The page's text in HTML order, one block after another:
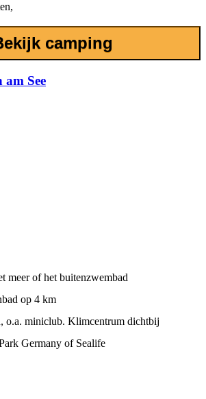
camping
See
meer of het buitenzwembad
op 4 km
o.a. miniclub. Klimcentrum dichtbij
Germany of Sealife